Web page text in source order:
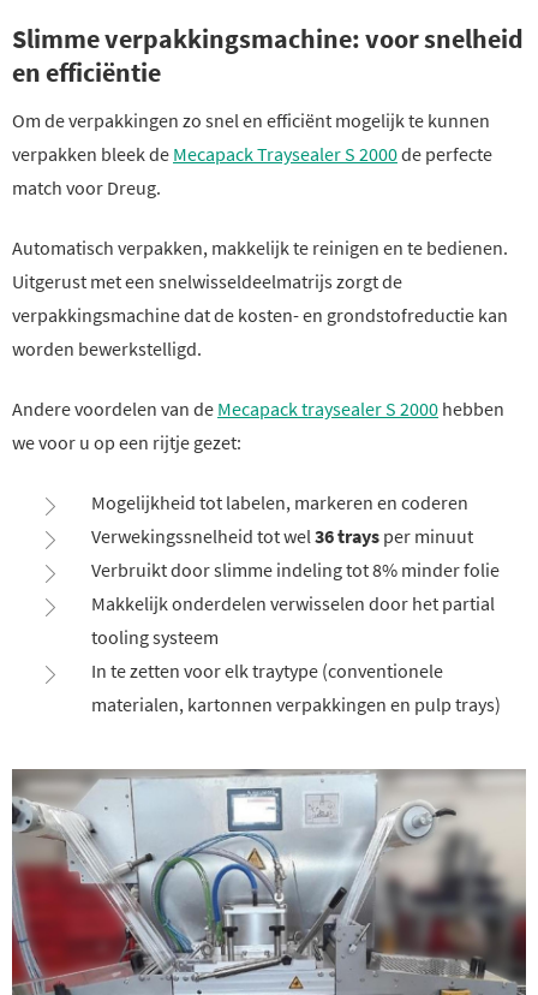
Slimme verpakkingsmachine: voor snelheid
en efficiëntie
Om de verpakkingen zo snel en efficiënt mogelijk te kunnen
verpakken bleek de Mecapack Traysealer S 2000de perfecte
match voor Dreug.
Automatisch verpakken, makkelijk te reinigen en te bedienen.
Uitgerust met een snelwisseldeelmatrijs zorgt de
verpakkingsmachine dat de kosten- en grondstofreductie kan
worden bewerkstelligd.
Andere voordelen van de Mecapack traysealer S 2000 hebben
we voor u op een rijtje gezet:
Mogelijkheid tot labelen, markeren en coderen
Verwekingssnelheid tot wel36 trays per minuut
Verbruikt door slimme indeling tot 8% minder folie
Makkelijk onderdelen verwisselen door het partial
tooling systeem
In te zetten voor elk traytype (conventionele
materialen, kartonnen verpakkingen en pulp trays)